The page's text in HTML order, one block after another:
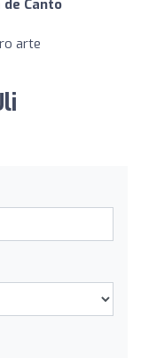
Canto
arte